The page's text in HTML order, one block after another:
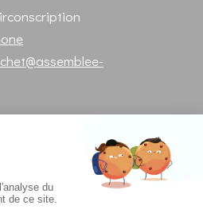
Député sur les
sociaux